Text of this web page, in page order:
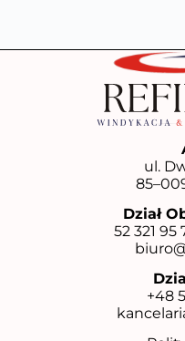
ul.
Dział
52 321 95
+48